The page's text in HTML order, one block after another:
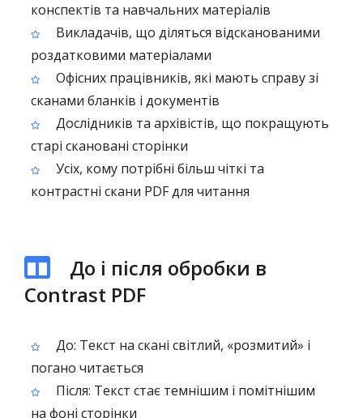
конспектів та навчальних матеріалів
Викладачів, що діляться відсканованими
роздатковими матеріалами
Офісних працівників, які мають справу зі
сканами бланків і документів
Дослідників та архівістів, що покращують
старі скановані сторінки
Усіх, кому потрібні більш чіткі та
контрастні скани PDF для читання
До і після обробки в
Contrast PDF
До: Текст на скані світлий, «розмитий» і
погано читається
Після: Текст стає темнішим і помітнішим
на фоні сторінки